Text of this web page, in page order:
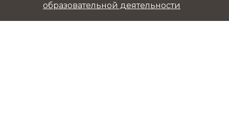
образовательной деятельности